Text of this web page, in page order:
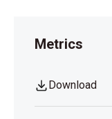
Metrics
Download